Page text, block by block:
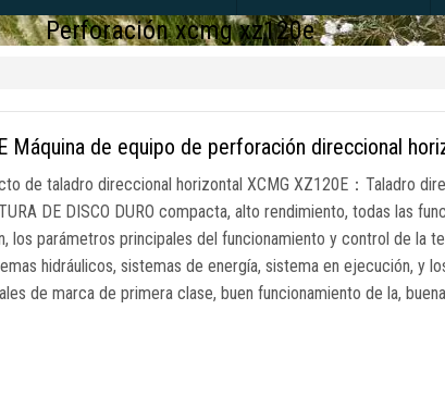
Perforación xcmg xz120e
Máquina de equipo de perforación direccional
de taladro direccional horizontal XCMG XZ120E：Taladro
DE DISCO DURO compacta, alto rendimiento, todas las
los parámetros principales del funcionamiento y control de la
hidráulicos, sistemas de energía, sistema en ejecución, y
de marca de primera clase, buen funcionamiento de la,